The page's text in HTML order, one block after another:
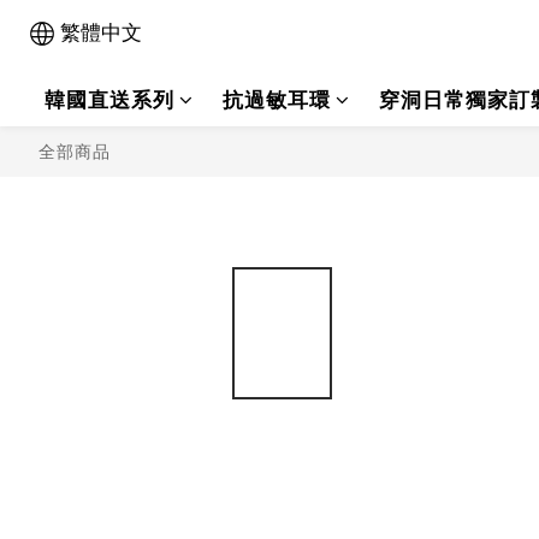
繁體中文
韓國直送系列 抗過敏耳環 穿洞日常獨家訂
全部商品